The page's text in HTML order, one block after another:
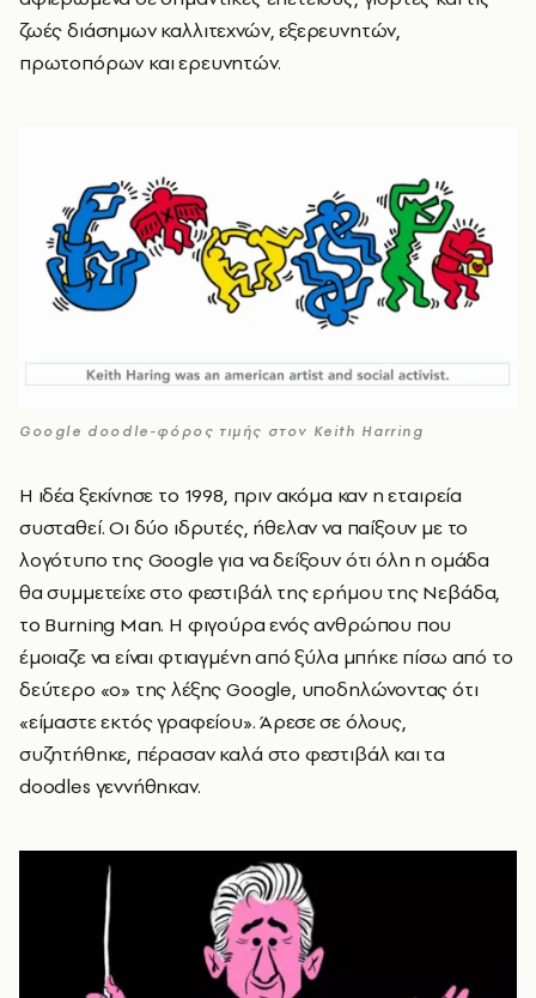
ζωές διάσημων καλλιτεχνών, εξερευνητών,
πρωτοπόρων και ερευνητών.
Google doodle-φόρος τιμής στον Keith Harring
Η ιδέα ξεκίνησε το 1998, πριν ακόμα καν η εταιρεία
συσταθεί. Οι δύο ιδρυτές, ήθελαν να παίξουν με το
λογότυπο της Google για να δείξουν ότι όλη η ομάδα
θα συμμετείχε στο φεστιβάλ της ερήμου της Νεβάδα,
το Burning Man. Η φιγούρα ενός ανθρώπου που
έμοιαζε να είναι φτιαγμένη από ξύλα μπήκε πίσω από το
δεύτερο «ο» της λέξης Google, υποδηλώνοντας ότι
«είμαστε εκτός γραφείου». Άρεσε σε όλους,
συζητήθηκε, πέρασαν καλά στο φεστιβάλ και τα
doodles γεννήθηκαν.